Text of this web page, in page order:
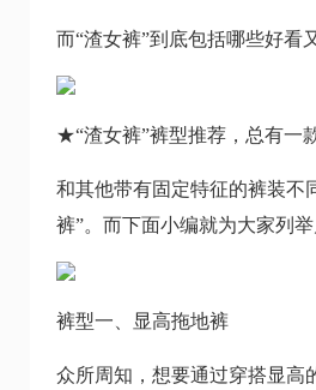
而“渣女裤”到底包括哪些好看
★“渣女裤”裤型推荐，总有一
和其他带有固定特征的裤装不
裤”。而下面小编就为大家列
裤型一、显高拖地裤‍
众所周知，想要通过穿搭显高